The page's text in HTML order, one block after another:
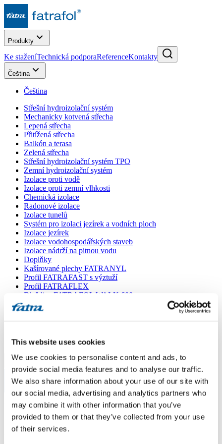
This website uses cookies
We use cookies to personalise content and ads, to
provide social media features and to analyse our traffic.
We also share information about your use of our site with
our social media, advertising and analytics partners who
may combine it with other information that you’ve
provided to them or that they’ve collected from your use
of their services.
Produkty
Ke staženíTechnická podporaReferenceKontakty
Čeština
Čeština
Střešní hydroizolační systém
Mechanicky kotvená střecha
Lepená střecha
Přitížená střecha
Balkón a terasa
Zelená střecha
Střešní hydroizolační systém TPO
Zemní hydroizolační systém
Izolace proti vodě
Izolace proti zemní vlhkosti
Chemická izolace
Radonové izolace
Izolace tunelů
Systém pro izolaci jezírek a vodních ploch
Izolace jezírek
Izolace vodohospodářských staveb
Izolace nádrží na pitnou vodu
Doplňky
Kašírované plechy FATRANYL
Profil FATRAFAST s výztuží
Profil FATRAFLEX
Dlaždice FATRAFOL WALK 600
Parozábrana a tepelná izolace
Ochranná geotextilie
VŠECHNY PRODUKTY
Menu
Poradna/
Farba strechy